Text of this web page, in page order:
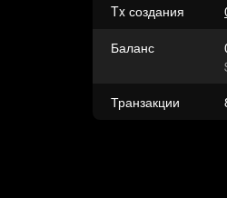
Tx создания
Баланс
Транзакции